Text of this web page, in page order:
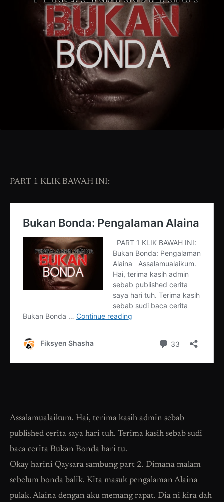
PART 1 KLIK BAWAH INI:
Assalamualaikum. Hai, terima kasih admin sebab
published cerita saya hari tuh. Terima kasih sebab sudi
baca cerita Bukan Bonda hari tu.
Okay harini Qaysara sambung part 2. Dimana malam
sebelum bonda balik. Kita masuk pengalaman Alaina
pulak. Alaina dengan aku memang rapat. Dia ni kira dah